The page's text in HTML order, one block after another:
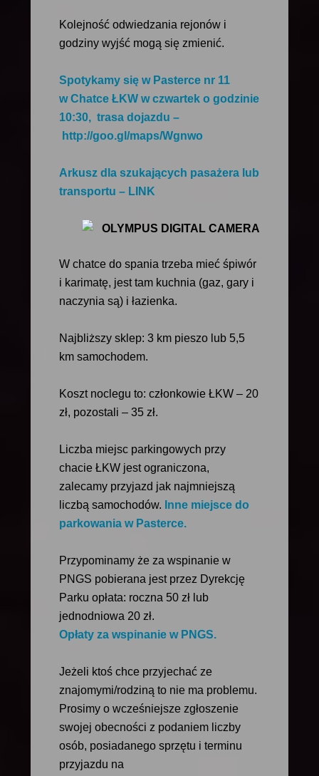
Kolejność odwiedzania rejonów i
godziny wyjść mogą się zmienić.
Spotykamy się w Pastercenr 11
wChatce ŁKWw czwartek o godzinie
10:30, trasa dojazdu –
http://goo.gl/maps/Wgnwo
Arkusz dla szukających pasażera lub
transportu – LINK
W chatce do spania trzeba mieć śpiwór
i karimatę, jest tam kuchnia (gaz, gary i
naczynia są) i łazienka.
Najbliższy sklep: 3 km pieszo lub 5,5
km samochodem.
Koszt noclegu to: członkowie ŁKW – 20
zł, pozostali – 35 zł.
Liczba miejsc parkingowych przy
chacie ŁKW jest ograniczona,
zalecamy przyjazd jak najmniejszą
liczbą samochodów. Inne miejsce do
parkowania w Pasterce.
Przypominamy że za wspinanie w
PNGS pobierana jest przez Dyrekcję
Parku opłata: roczna 50 zł lub
jednodniowa 20 zł.
Opłaty za wspinanie w PNGS.
Jeżeli ktoś chce przyjechać ze
znajomymi/rodziną to nie ma problemu.
Prosimy o wcześniejsze zgłoszenie
swojej obecności z podaniem liczby
osób, posiadanego sprzętu i terminu
przyjazdu na